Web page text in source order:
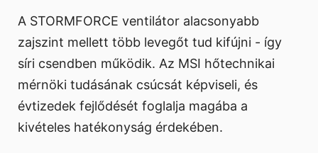
A STORMFORCE ventilátor alacsonyabb
zajszint mellett több levegőt tud kifújni - így
síri csendben működik. Az MSI hőtechnikai
mérnöki tudásának csúcsát képviseli, és
évtizedek fejlődését foglalja magába a
kivételes hatékonyság érdekében.